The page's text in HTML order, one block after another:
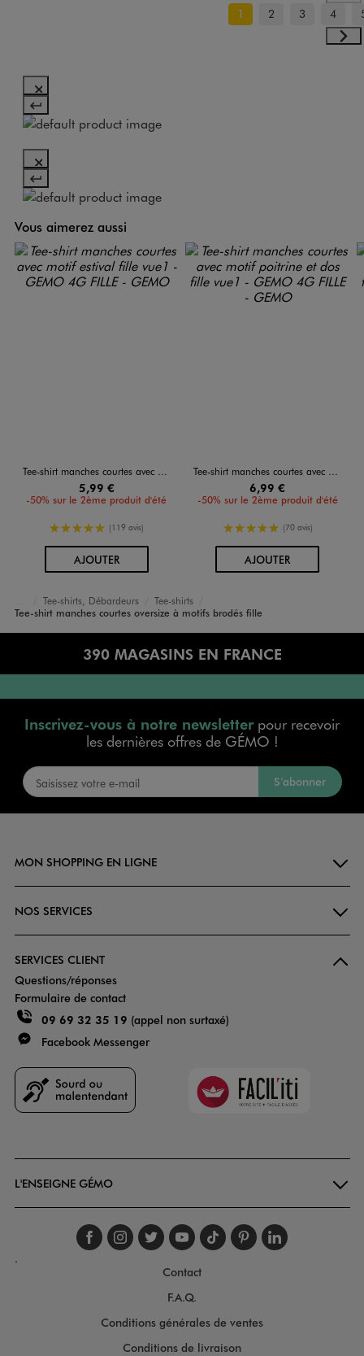
1 2 3 4
Vous aimerez aussi
Tee-shirt manches courtes avec motif estival fille
5,99 €
-50% sur le 2ème produit d'été
5/5 de moyenne
(119 avis)
AJOUTERAU PANIER
Tee-shirt manches courtes avec motif poitrine et dos fille
6,99 €
-50% sur le 2ème produit d'été
5/5 de moyenne
(70 avis)
AJOUTERAU PANIER
Accueil
Fille
Vêtements
Tee-shirts, Débardeurs
Tee-shirts
Tee-shirt manches courtes oversize à motifs brodés fille
390 MAGASINS EN FRANCE
Inscrivez-vous à notre newsletterpour recevoir
les dernières offres de GÉMO !
S’abonner
MON SHOPPING EN LIGNE
NOS SERVICES
SERVICES CLIENT
Questions/réponses
Formulaire de contact
09 69 32 35 19 (appel non surtaxé)
Facebook Messenger
Faciliti
L'ENSEIGNE GÉMO
Suivez-nous sur
Suivez-nous sur
Suivez-nous sur
Suivez-nous
Suivez-nous
Suivez-
.
Contact
F.A.Q.
Conditions générales de ventes
Conditions de livraison